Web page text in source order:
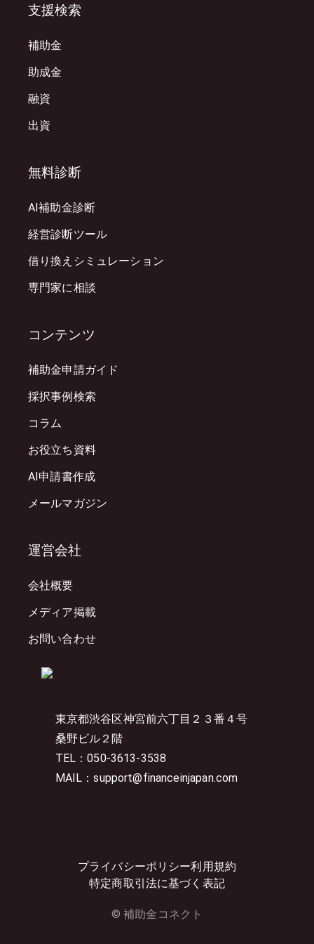
東京都渋谷区神宮前六丁目２３番４号
桑野ビル２階
TEL：050-3613-3538
MAIL：support@financeinjapan.com
プライバシーポリシー利用規約
特定商取引法に基づく表記
© 補助金コネクト
支援検索
補助金
助成金
融資
出資
無料診断
AI補助金診断
経営診断ツール
借り換えシミュレーション
専門家に相談
コンテンツ
補助金申請ガイド
採択事例検索
コラム
お役立ち資料
AI申請書作成
メールマガジン
運営会社
会社概要
メディア掲載
お問い合わせ